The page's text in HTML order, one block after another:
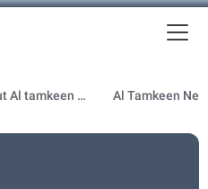
About Al tamkeen newsletter